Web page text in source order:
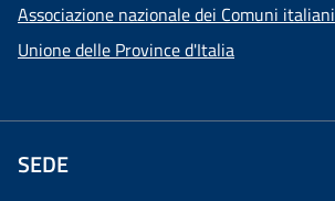
Associazione nazionale dei Comuni italiani
Unione delle Province d'Italia
SEDE